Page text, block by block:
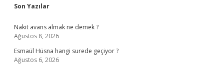
Sidebar
Son Yazılar
Nakit avans almak ne demek ?
Ağustos 8, 2026
Esmaül Hüsna hangi surede geçiyor ?
Ağustos 6, 2026